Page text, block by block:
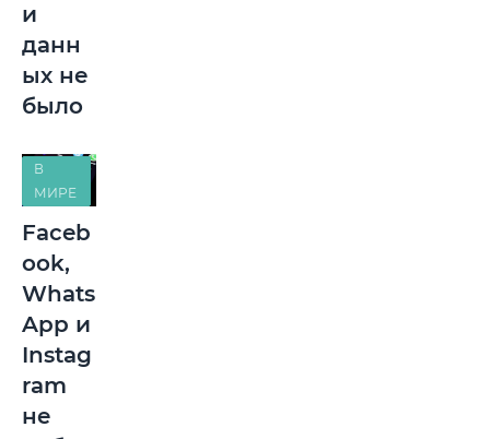
и
данн
ых не
было
В
МИРЕ
Faceb
ook,
Whats
App и
Instag
ram
не